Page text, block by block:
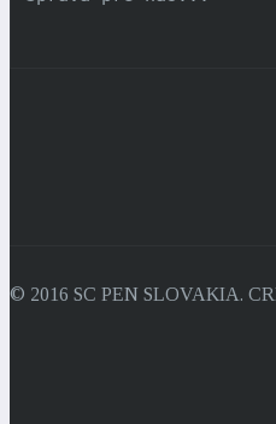
© 2016 SC PEN SLOVAKIA.